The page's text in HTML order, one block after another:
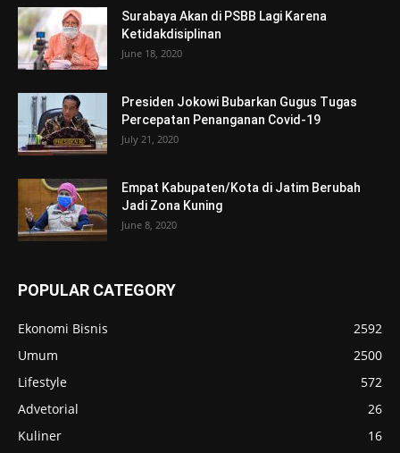
Surabaya Akan di PSBB Lagi Karena
Ketidakdisiplinan
June 18, 2020
Presiden Jokowi Bubarkan Gugus Tugas
Percepatan Penanganan Covid-19
July 21, 2020
Empat Kabupaten/Kota di Jatim Berubah
Jadi Zona Kuning
June 8, 2020
POPULAR CATEGORY
Ekonomi Bisnis
2592
Umum
2500
Lifestyle
572
Advetorial
26
Kuliner
16